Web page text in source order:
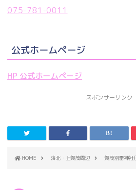
075-781-0011
公式ホームページ
HP 公式ホームページ
スポンサーリンク
HOME 洛北・上賀茂周辺 賀茂別雷神社